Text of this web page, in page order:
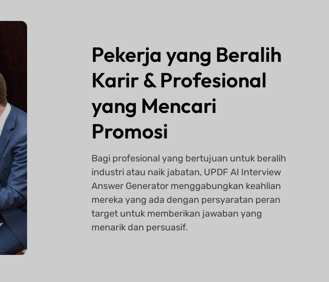
Pekerja yang Beralih
Karir & Profesional
yang Mencari
Promosi
Bagi profesional yang bertujuan untuk beralih
industri atau naik jabatan, UPDF AI Interview
Answer Generator menggabungkan keahlian
mereka yang ada dengan persyaratan peran
target untuk memberikan jawaban yang
menarik dan persuasif.